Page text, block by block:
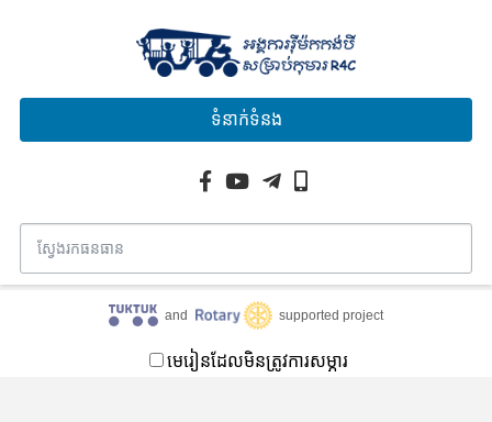
ទំនាក់ទំនង
and supported project
មេរៀនដែលមិនត្រូវការសម្ភារ